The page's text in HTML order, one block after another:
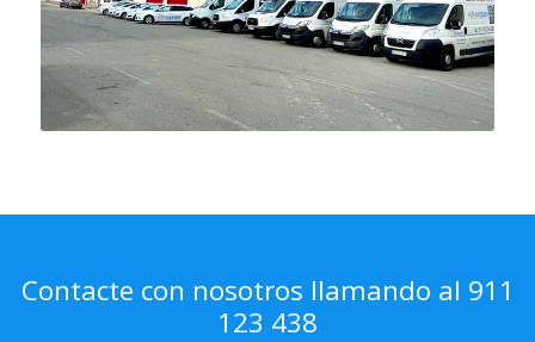
Contacte con nosotros llamando al 911
123 438